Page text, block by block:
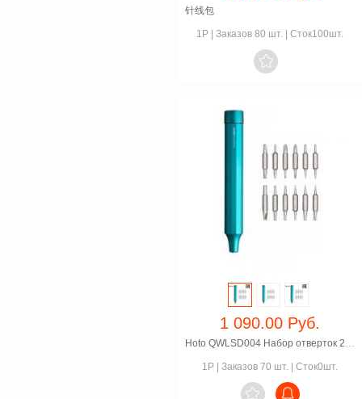
针线包
1P Заказов 80 шт. Сток100шт.

1 090.00 Руб.
Hoto QWLSD004 Набор отверток 24 в 1
1P Заказов 70 шт. Сток0шт.
